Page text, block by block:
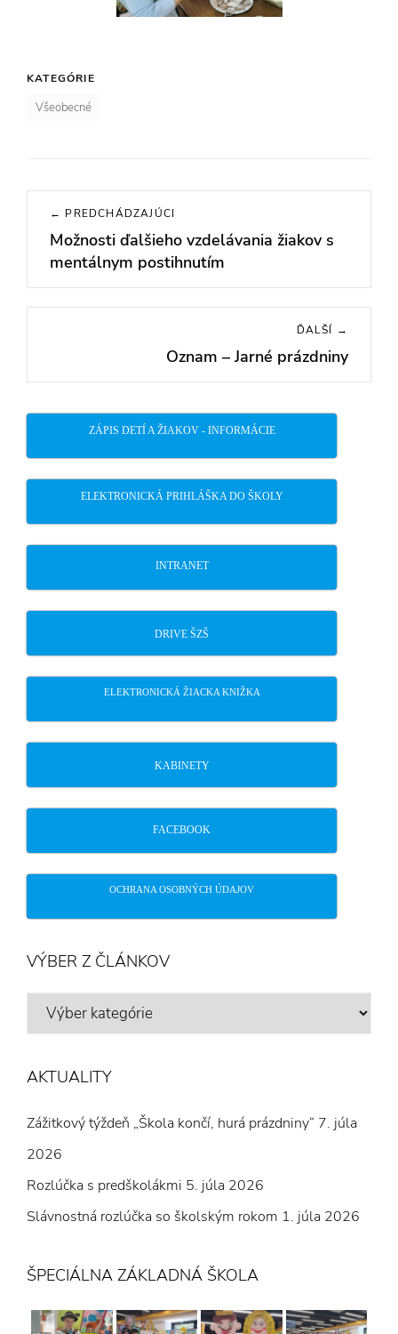
KATEGÓRIE
Všeobecné
Navigácia
článku
← PREDCHÁDZAJÚCI
Previous
post:
Možnosti ďalšieho vzdelávania žiakov s
mentálnym postihnutím
ĎALŠÍ →
post:
Oznam – Jarné prázdniny
ZÁPIS DETÍ A ŽIAKOV - INFORMÁCIE
ELEKTRONICKÁ PRIHLÁŠKA DO ŠKOLY
INTRANET
DRIVE ŠZŠ
ELEKTRONICKÁ ŽIACKA KNIŽKA
KABINETY
FACEBOOK
OCHRANA OSOBNÝCH ÚDAJOV
VÝBER Z ČLÁNKOV
VÝBER
AKTUALITY
Zážitkový týždeň „Škola končí, hurá prázdniny“ 7. júla
2026
Rozlúčka s predškolákmi 5. júla 2026
Slávnostná rozlúčka so školským rokom 1. júla 2026
ŠPECIÁLNA ZÁKLADNÁ ŠKOLA